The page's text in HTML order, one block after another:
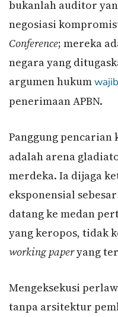
bukanlah auditor
negosiasi
Conference; mereka
negara yang
argumen hukum
penerimaan APBN.
Panggung pencarian
adalah arena
merdeka. Ia dijaga
eksponensial
datang ke medan
yang keropos, tidak
working paperyang
Mengeksekusi
tanpa arsitektur